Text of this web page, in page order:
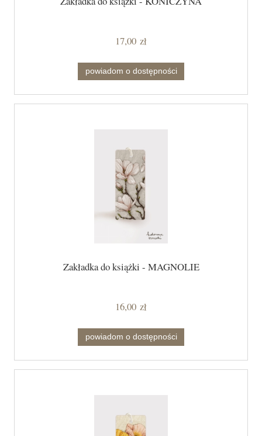
17,00 zł
powiadom o dostępności
Zakładka do książki - MAGNOLIE
16,00 zł
powiadom o dostępności